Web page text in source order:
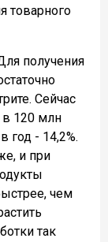
товарного
получения
Сейчас
120 млн
год - 14,2%.
и при
чем
так